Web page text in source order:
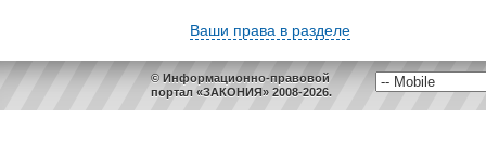
Ваши права в разделе
© Информационно-правовой
портал «ЗАКОНИЯ» 2008-2026.